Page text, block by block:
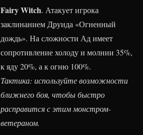
Fairy Witch. Атакует игрока
заклинанием Друида «Огненный
дождь». На сложности Ад имеет
сопротивление холоду и молнии 35%,
к яду 20%, а к огню 100%.
Тактика: используйте возможности
ближнего боя, чтобы быстро
расправится с этим монстром-
ветераном.